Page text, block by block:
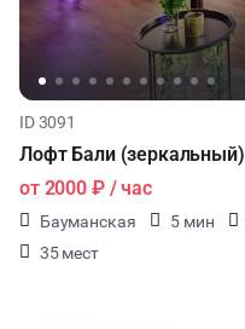
ID 3091
Лофт Бали (зеркальный)
от 2000 ₽/ час
Бауманская 5 мин
35 мест